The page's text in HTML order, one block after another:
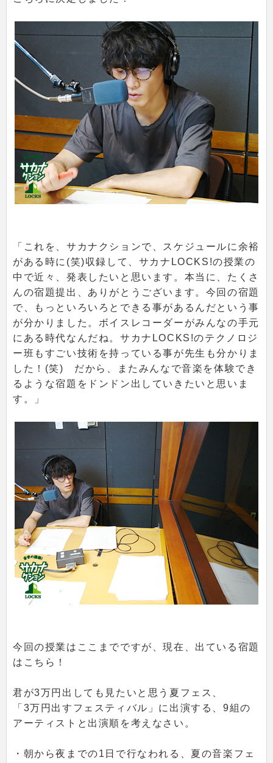
「これを、サカナクションで、スケジュールに余裕
がある時に(笑)収録して、サカナLOCKS!の授業の
中で近々、発表したいと思います。本当に、たくさ
んの宿題提出、ありがとうございます。今回の宿題
で、もっといろいろとできる事があるんだという事
が分かりました。ボイスレコーダーがみんなの手元
にある時代なんだね。サカナLOCKS!のテクノロジ
ー班もすごい技術を持っている事が先生も分かりま
した！(笑) だから、またみんなで音楽を体験でき
るような宿題をドンドン出していきたいと思いま
す。」
今回の授業はここまでですが、現在、出ている宿題
はこちら！
君が3万円出しても見たいと思う夏フェス、
「3万円出すフェスティバル」に出演する、9組の
アーティストと出演順を考えなさい。
・朝から夜までの1日で行なわれる、夏の音楽フェ